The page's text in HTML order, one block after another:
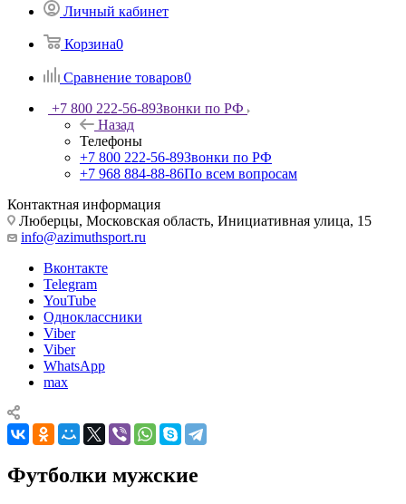
Личный кабинет
Корзина0
Сравнение товаров0
+7 800 222-56-89Звонки по РФ
Назад
Телефоны
+7 800 222-56-89Звонки по РФ
+7 968 884-88-86По всем вопросам
Контактная информация
Люберцы, Московская область, Инициативная улица, 15
info@azimuthsport.ru
Вконтакте
Telegram
YouTube
Одноклассники
Viber
Viber
WhatsApp
max
Футболки мужские